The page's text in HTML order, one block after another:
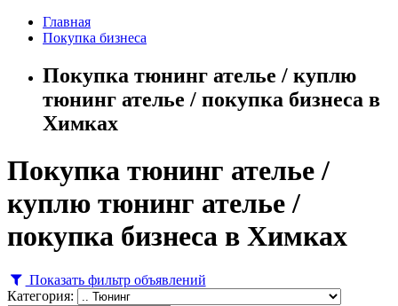
Главная
Покупка бизнеса
Покупка тюнинг ателье / куплю
тюнинг ателье / покупка бизнеса в
Химках
Покупка тюнинг ателье /
куплю тюнинг ателье /
покупка бизнеса в Химках
Показать фильтр объявлений
Категория: